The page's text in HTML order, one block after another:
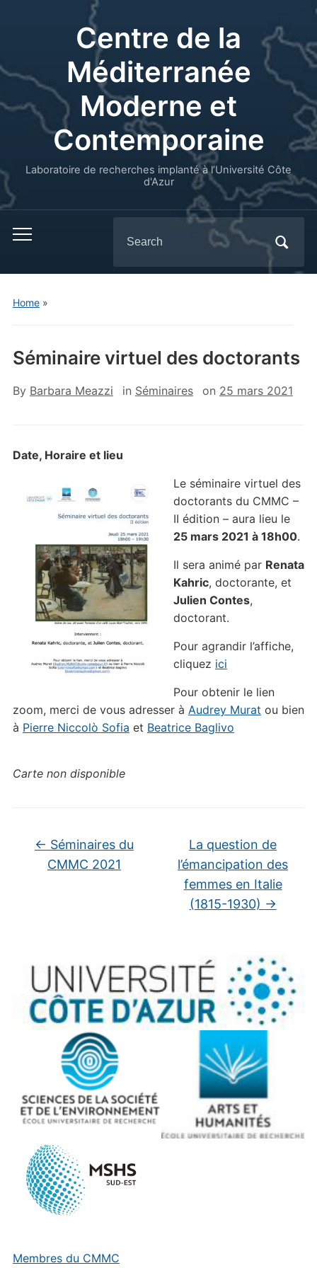
Centre de la
Méditerranée
Moderne et
Contemporaine
Laboratoire de recherches implanté à l’Université Côte
d'Azur
for:
Home»
Membres du CMMC
Séminaire virtuel des doctorants
By Barbara Meazzi in Séminaires on 25 mars 2021
Date, Horaire et lieu
Le séminaire virtuel des
doctorants du CMMC –
II édition – aura lieu le
25 mars 2021 à 18h00.
Il sera animé par Renata
Kahric, doctorante, et
Julien Contes,
doctorant.
Pour agrandir l’affiche,
cliquez ici
Pour obtenir le lien
zoom, merci de vous adresser à Audrey Murat ou bien
à Pierre Niccolò Sofia et Beatrice Baglivo
Carte non disponible
← Séminaires du
CMMC 2021
La question de
l’émancipation des
femmes en Italie
(1815-1930) →